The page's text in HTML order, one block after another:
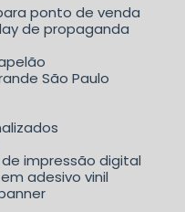
para ponto de venda
de propaganda
São Paulo
de impressão digital
adesivo vinil